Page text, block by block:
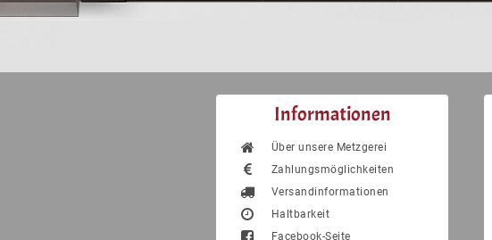
Informationen
Über unsere Metzgerei
Zahlungsmöglichkeiten
Versandinformationen
Haltbarkeit
Facebook-Seite